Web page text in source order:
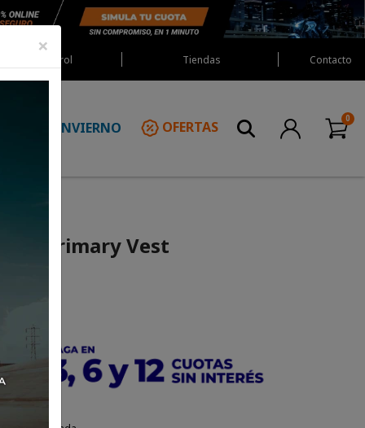
Red Castrol Tiendas Contacto
INVIERNO OFERTAS
Primary Vest
×